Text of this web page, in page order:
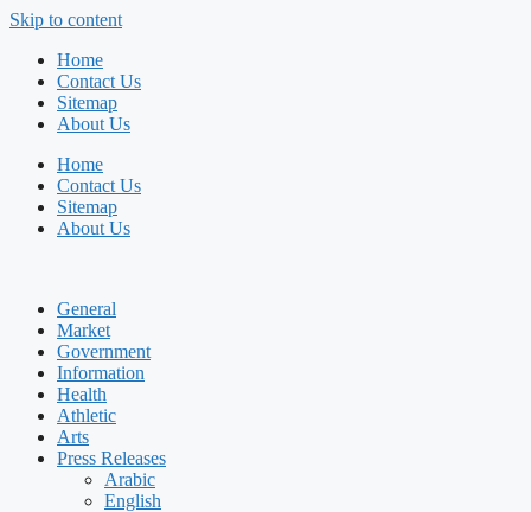
Skip to content
Home
Contact Us
Sitemap
About Us
Home
Contact Us
Sitemap
About Us
General
Market
Government
Information
Health
Athletic
Arts
Press Releases
Arabic
English